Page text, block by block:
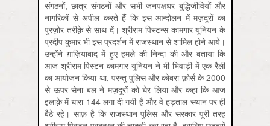
संगठनों, छात्र संगठनों और सभी जनपक्षधर बुद्धिजीवियों और
नागरिकों से अपील करते हैं कि इस आन्दोलन में मज़दूरों का
पुरज़ोर तरीक़े से साथ दें। श्रीराम पिस्टन्स कामगार यूनियन के
प्रदीप कुमार भी इस प्रदर्शन में राजस्थान से शामिल होने आये।
उन्होंने ग़ाज़ियाबाद में हुए हमले की निन्दा की और बताया कि
आज श्रीराम पिस्टन कामगार यूनियन ने भी भिवाड़ी में एक रैली
का आयोजन किया था, परन्तु पुलिस और कोबरा फ़ोर्स के 2000
से ऊपर सेना बल ने मज़दूरों को घेर लिया और कहा कि आज
इलाक़े में धारा 144 लगा दी गयी है और वे हड़ताल स्थान पर ही
बैठे रहे। साफ़ है कि राजस्थान पुलिस और सरकार पूरी तरह